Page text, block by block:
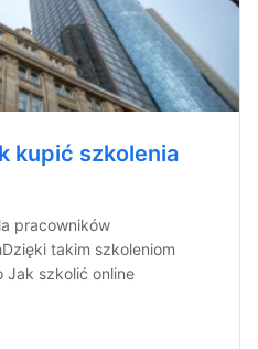
kupić szkolenia
pracowników
takim szkoleniom
Jak szkolić online